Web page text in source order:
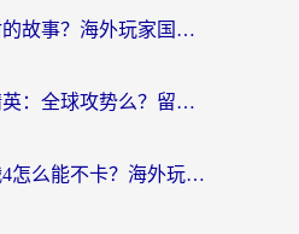
瑞士怎么玩被尘封的故事？海外玩家国服游戏加速器终极指南（附星战前夜三国杀加速方案）
国外可以玩反恐精英：全球攻势么？留学生亲测好用的国服游戏加速器全攻略
国外打王国保卫战4怎么能不卡？海外玩家国服游戏流畅指南（附澳大利亚保卫萝卜4俄罗斯碧蓝航线解决方案）